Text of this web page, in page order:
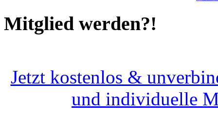
Mitglied werden?!
Jetzt kostenlos &
und individuelle